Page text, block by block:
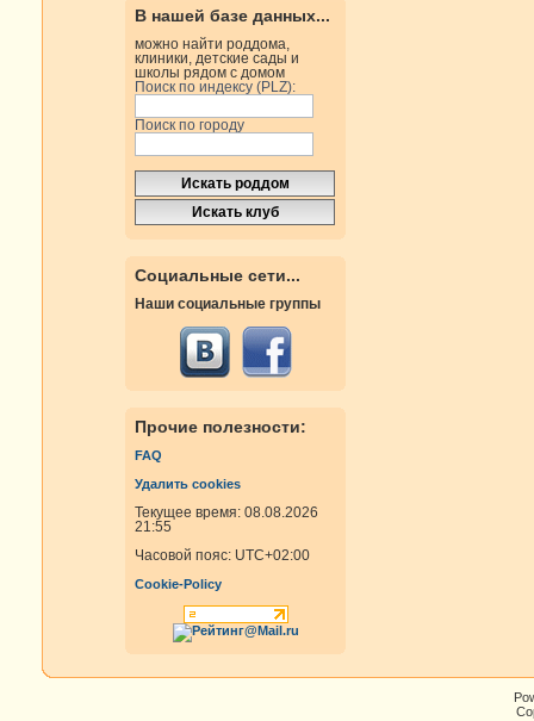
В нашей базе данных...
можно найти роддома,
клиники, детские сады и
школы рядом с домом
Поиск по индексу (PLZ):
Поиск по городу
Социальные сети...
Наши социальные группы
Прочие полезности:
FAQ
Удалить cookies
Текущее время: 08.08.2026
21:55
Часовой пояс: UTC+02:00
Cookie-Policy